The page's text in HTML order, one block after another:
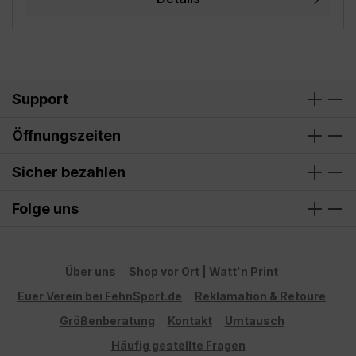
Support
Öffnungszeiten
Sicher bezahlen
Folge uns
Über uns
Shop vor Ort | Watt'n Print
Euer Verein bei FehnSport.de
Reklamation & Retoure
Größenberatung
Kontakt
Umtausch
Häufig gestellte Fragen